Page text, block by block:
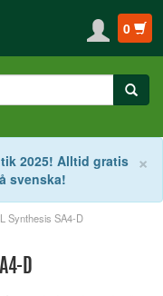
0
×
2025! Alltid gratis
svenska!
Synthesis SA4-D
D